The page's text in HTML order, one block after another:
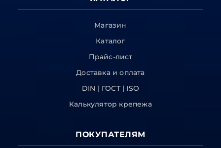
Магазин
Каталог
Прайс-лист
Доставка и оплата
DIN | ГОСТ | ISO
Калькулятор крепежа
ПОКУПАТЕЛЯМ